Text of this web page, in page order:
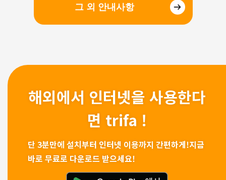
그 외 안내사항
해외에서 인터넷을 사용한다
면 trifa !
단 3분만에 설치부터 인터넷 이용까지 간편하게!지금
바로 무료로 다운로드 받으세요!